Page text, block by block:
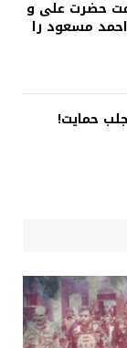
حضرت علی و
مسعود را
حمایت!